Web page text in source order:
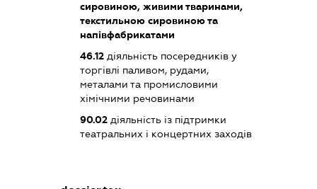
сировиною, живими тваринами,
текстильною сировиною та
напівфабрикатами
46.12 діяльність посередників у
торгівлі паливом, рудами,
металами та промисловими
хімічними речовинами
90.02 діяльність із підтримки
театральних і концертних заходів